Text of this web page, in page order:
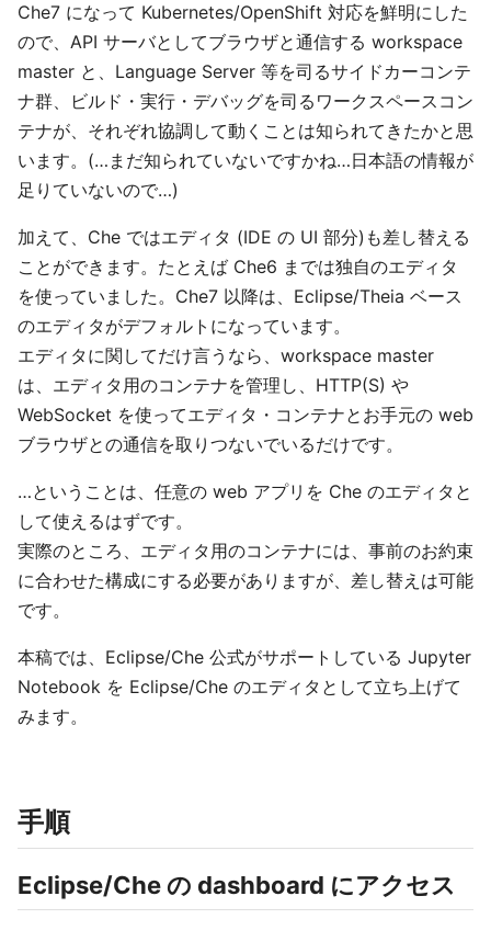
Che7 になって Kubernetes/OpenShift 対応を鮮明にした
ので、API サーバとしてブラウザと通信する workspace
master と、Language Server 等を司るサイドカーコンテ
ナ群、ビルド・実行・デバッグを司るワークスペースコン
テナが、それぞれ協調して動くことは知られてきたかと思
います。(…まだ知られていないですかね…日本語の情報が
足りていないので…)
加えて、Che ではエディタ (IDE の UI 部分)も差し替える
ことができます。たとえば Che6 までは独自のエディタ
を使っていました。Che7 以降は、Eclipse/Theia ベース
のエディタがデフォルトになっています。
エディタに関してだけ言うなら、workspace master
は、エディタ用のコンテナを管理し、HTTP(S) や
WebSocket を使ってエディタ・コンテナとお手元の web
ブラウザとの通信を取りつないでいるだけです。
…ということは、任意の web アプリを Che のエディタと
して使えるはずです。
実際のところ、エディタ用のコンテナには、事前のお約束
に合わせた構成にする必要がありますが、差し替えは可能
です。
本稿では、Eclipse/Che 公式がサポートしている Jupyter
Notebook を Eclipse/Che のエディタとして立ち上げて
みます。
手順
Eclipse/Che の dashboard にアクセス